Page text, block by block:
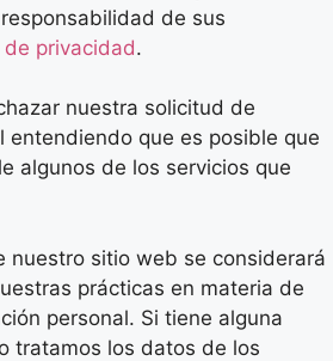
de sus
privacidad.
nuestra solicitud de
entendiendo que es posible que
algunos de los servicios que
nuestro sitio web se considerará
prácticas en materia de
personal. Si tiene alguna
tratamos los datos de los